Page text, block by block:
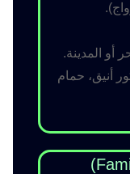
أو المدينة.
أنيق، حمام